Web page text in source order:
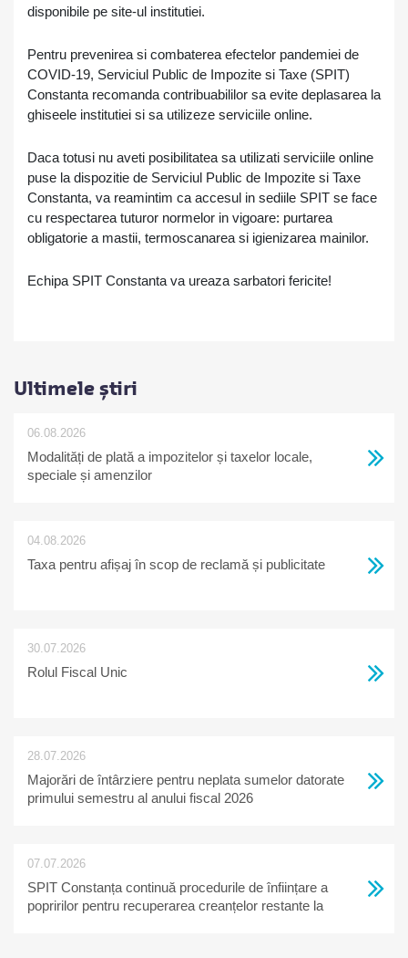
disponibile pe site-ul institutiei.
Pentru prevenirea si combaterea efectelor pandemiei de
COVID-19, Serviciul Public de Impozite si Taxe (SPIT)
Constanta recomanda contribuabililor sa evite deplasarea la
ghiseele institutiei si sa utilizeze serviciile online.
Daca totusi nu aveti posibilitatea sa utilizati serviciile online
puse la dispozitie de Serviciul Public de Impozite si Taxe
Constanta, va reamintim ca accesul in sediile SPIT se face
cu respectarea tuturor normelor in vigoare: purtarea
obligatorie a mastii, termoscanarea si igienizarea mainilor.
Echipa SPIT Constanta va ureaza sarbatori fericite!
Ultimele știri
06.08.2026
Modalități de plată a impozitelor și taxelor locale,
speciale și amenzilor
04.08.2026
Taxa pentru afișaj în scop de reclamă și publicitate
30.07.2026
Rolul Fiscal Unic
28.07.2026
Majorări de întârziere pentru neplata sumelor datorate
primului semestru al anului fiscal 2026
07.07.2026
SPIT Constanța continuă procedurile de înființare a
popririlor pentru recuperarea creanțelor restante la